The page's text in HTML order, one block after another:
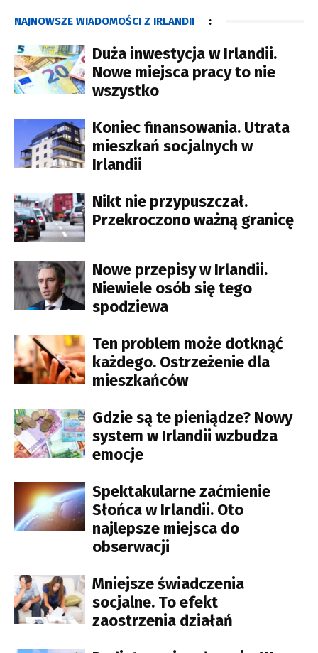
NAJNOWSZE WIADOMOŚCI Z IRLANDII :
Duża inwestycja w Irlandii.
Nowe miejsca pracy to nie
wszystko
Koniec finansowania. Utrata
mieszkań socjalnych w
Irlandii
Nikt nie przypuszczał.
Przekroczono ważną granicę
Nowe przepisy w Irlandii.
Niewiele osób się tego
spodziewa
Ten problem może dotknąć
każdego. Ostrzeżenie dla
mieszkańców
Gdzie są te pieniądze? Nowy
system w Irlandii wzbudza
emocje
Spektakularne zaćmienie
Słońca w Irlandii. Oto
najlepsze miejsca do
obserwacji
Mniejsze świadczenia
socjalne. To efekt
zaostrzenia działań